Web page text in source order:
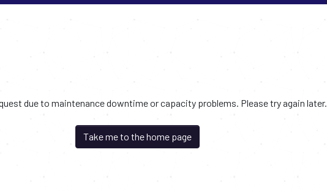
due to maintenance downtime or capacity problems. Please try again later.
Take me to the home page